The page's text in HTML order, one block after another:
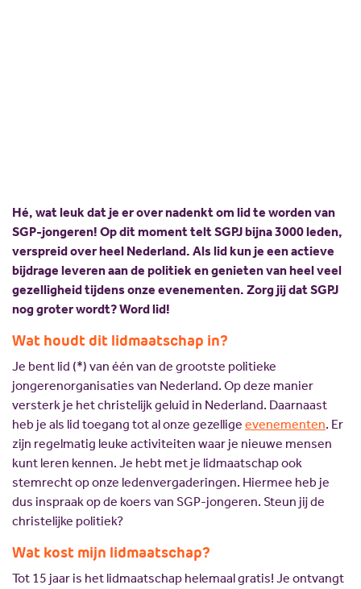
Hé, wat leuk dat je er over nadenkt om lid te worden van
SGP-jongeren! Op dit moment telt SGPJ bijna 3000 leden,
verspreid over heel Nederland. Als lid kun je een actieve
bijdrage leveren aan de politiek en genieten van heel veel
gezelligheid tijdens onze evenementen. Zorg jij dat SGPJ
nog groter wordt? Word lid!
Wat houdt dit lidmaatschap in?
Je bent lid (*) van één van de grootste politieke
jongerenorganisaties van Nederland. Op deze manier
versterk je het christelijk geluid in Nederland. Daarnaast
heb je als lid toegang tot al onze gezellige evenementen. Er
zijn regelmatig leuke activiteiten waar je nieuwe mensen
kunt leren kennen. Je hebt met je lidmaatschap ook
stemrecht op onze ledenvergaderingen. Hiermee heb je
dus inspraak op de koers van SGP-jongeren. Steun jij de
christelijke politiek?
Wat kost mijn lidmaatschap?
Tot 15 jaar is het lidmaatschap helemaal gratis! Je ontvangt